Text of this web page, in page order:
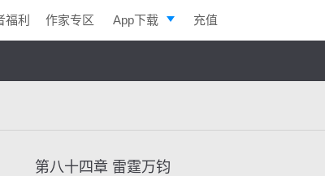
福利 作家专区 App下载 充值
第八十四章 雷霆万钧